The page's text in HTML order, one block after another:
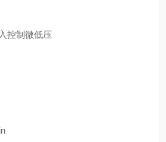
控制微低压